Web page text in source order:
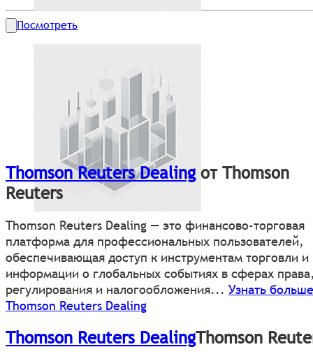
Посмотреть
Thomson Reuters Dealingот Thomson
Reuters
Thomson Reuters Dealing — это финансово-торговая
платформа для профессиональных пользователей,
обеспечивающая доступ к инструментам торговли и
информации о глобальных событиях в сферах
регулирования и налогообложения... Узнать
Thomson Reuters Dealing
Thomson Reuters DealingThomson